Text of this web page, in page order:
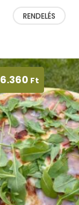
RENDELÉS
6.360 Ft